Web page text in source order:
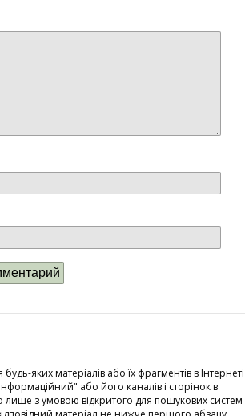
яких матеріалів або їх фрагментів в Інтернеті
або його каналів і сторінок в
з умовою відкритого для пошукових систем